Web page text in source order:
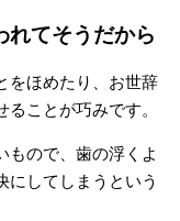
れてそうだから
をほめたり、お世辞
ことが巧みです。
もので、歯の浮くよ
にしてしまうという